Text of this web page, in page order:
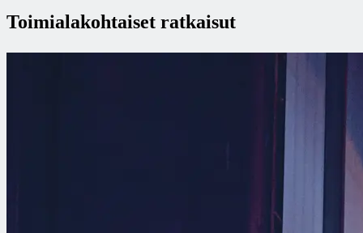
Toimialakohtaiset ratkaisut